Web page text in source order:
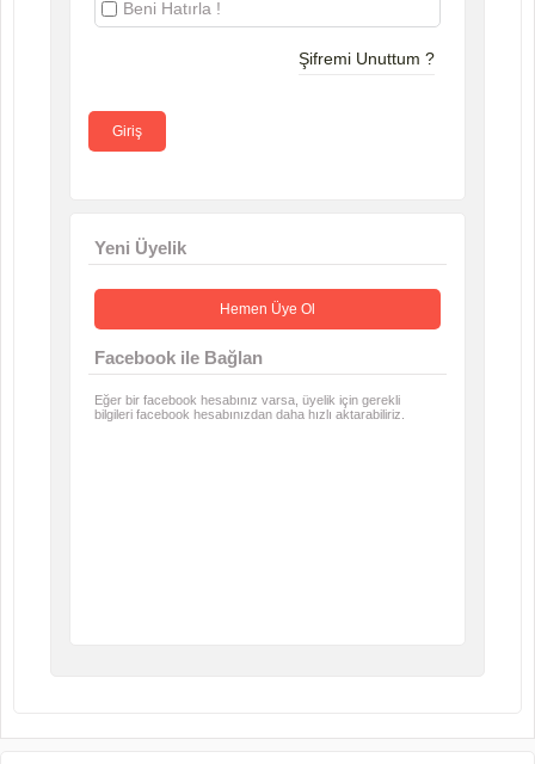
Beni Hatırla !
Şifremi Unuttum ?
Yeni Üyelik
Hemen Üye Ol
Facebook ile Bağlan
Eğer bir facebook hesabınız varsa, üyelik için gerekli
bilgileri facebook hesabınızdan daha hızlı aktarabiliriz.